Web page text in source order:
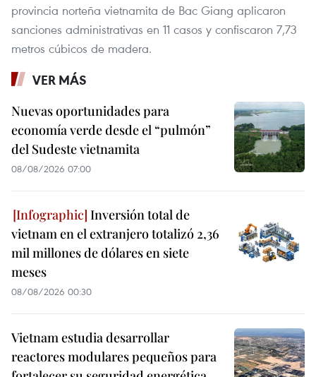
provincia norteña vietnamita de Bac Giang aplicaron
sanciones administrativas en 11 casos y confiscaron 7,73
metros cúbicos de madera.
VER MÁS
Nuevas oportunidades para
economía verde desde el “pulmón”
del Sudeste vietnamita
08/08/2026 07:00
Inversión total de
vietnam en el extranjero totalizó 2,36
mil millones de dólares en siete
meses
08/08/2026 00:30
Vietnam estudia desarrollar
reactores modulares pequeños para